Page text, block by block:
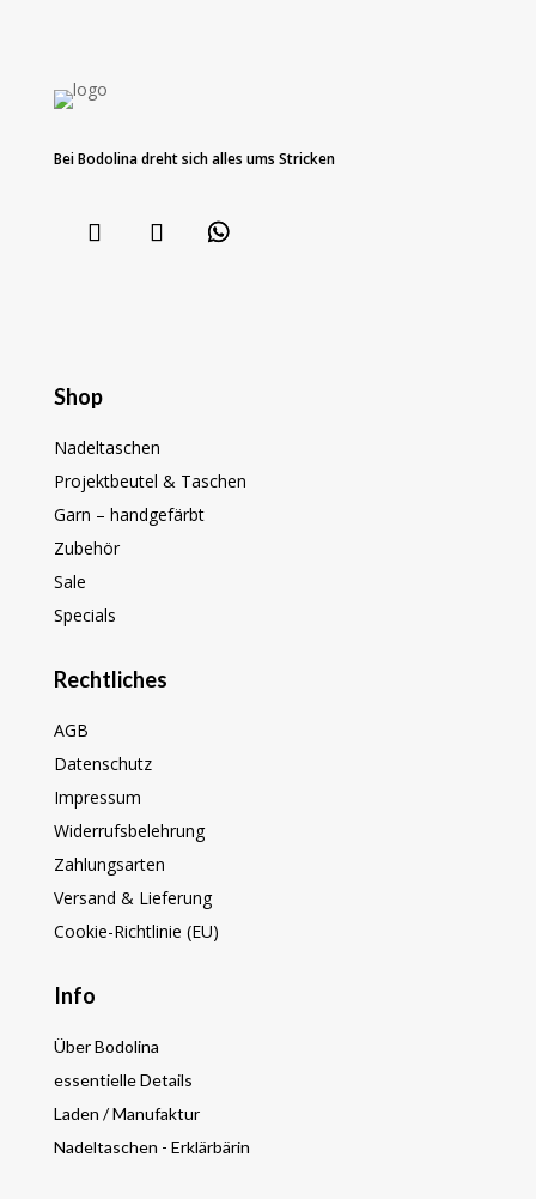
Bei Bodolina dreht sich alles ums Stricken
Shop
Nadeltaschen
Projektbeutel & Taschen
Garn – handgefärbt
Zubehör
Sale
Specials
Rechtliches
AGB
Datenschutz
Impressum
Widerrufsbelehrung
Zahlungsarten
Versand & Lieferung
Cookie-Richtlinie (EU)
Info
Über Bodolina
essentielle Details
Laden / Manufaktur
Nadeltaschen - Erklärbärin